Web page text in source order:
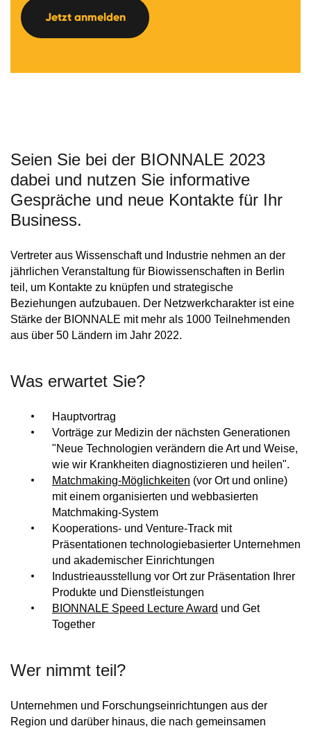
Jetzt anmelden
Seien Sie bei der BIONNALE 2023
dabei und nutzen Sie informative
Gespräche und neue Kontakte für Ihr
Business.
Vertreter aus Wissenschaft und Industrie nehmen an der
jährlichen Veranstaltung für Biowissenschaften in Berlin
teil, um Kontakte zu knüpfen und strategische
Beziehungen aufzubauen. Der Netzwerkcharakter ist eine
Stärke der BIONNALE mit mehr als 1000 Teilnehmenden
aus über 50 Ländern im Jahr 2022.
Was erwartet Sie?
Hauptvortrag
Vorträge zur Medizin der nächsten Generationen
"Neue Technologien verändern die Art und Weise,
wie wir Krankheiten diagnostizieren und heilen".
Matchmaking-Möglichkeiten (vor Ort und online)
mit einem organisierten und webbasierten
Matchmaking-System
Kooperations- und Venture-Track mit
Präsentationen technologiebasierter Unternehmen
und akademischer Einrichtungen
Industrieausstellung vor Ort zur Präsentation Ihrer
Produkte und Dienstleistungen
BIONNALE Speed Lecture Award und Get
Together
Wer nimmt teil?
Unternehmen und Forschungseinrichtungen aus der
Region und darüber hinaus, die nach gemeinsamen